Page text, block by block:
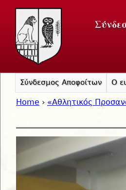
Home › «Αθλητικός
Σύνδεσμος Αποφοίτων Ο